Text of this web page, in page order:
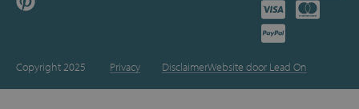
Copyright 2025 Privacy DisclaimerWebsite door Lead On